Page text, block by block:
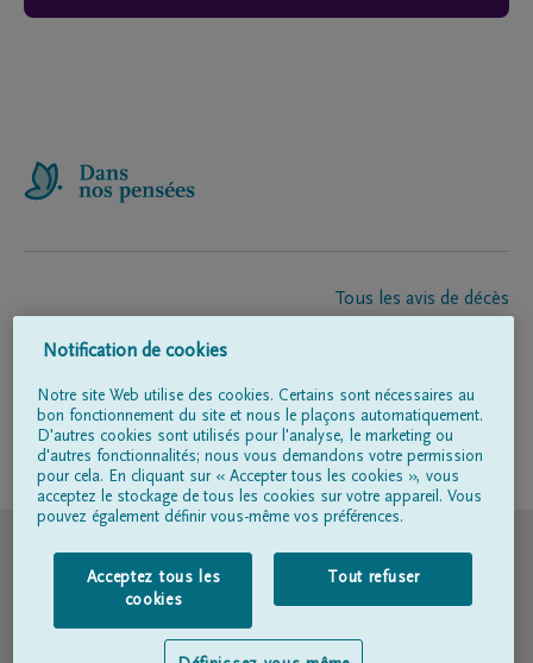
Tous les avis de décès
Entrepreneur de pompes funèbres
Suivez-nous sur
Conditions d'utilisation
Déclaration relative à la vie privée
Notification de cookies
Notre site Web utilise des cookies. Certains sont nécessaires au
bon fonctionnement du site et nous le plaçons automatiquement.
D'autres cookies sont utilisés pour l'analyse, le marketing ou
d'autres fonctionnalités; nous vous demandons votre permission
pour cela. En cliquant sur « Accepter tous les cookies », vous
acceptez le stockage de tous les cookies sur votre appareil. Vous
pouvez également définir vous-même vos préférences.
Acceptez tous les
cookies
Tout refuser